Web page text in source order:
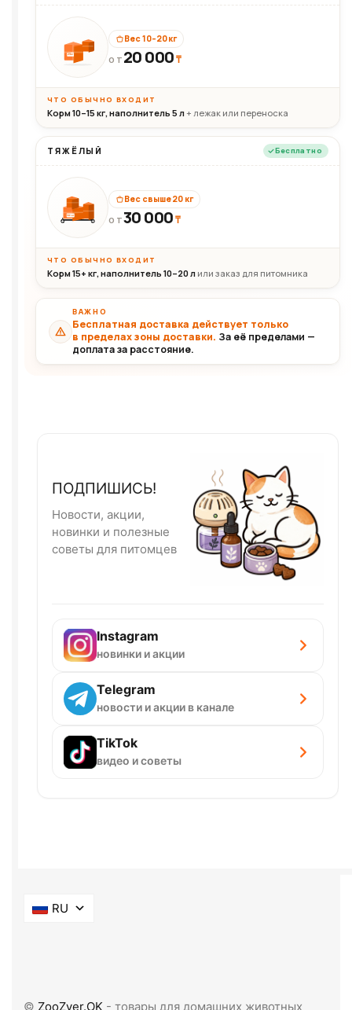
20кг
Вес 10–20 кг
ОТ 20 000₸
ЧТО ОБЫЧНО ВХОДИТ
Корм 10–15 кг, наполнитель 5 л+ лежак или переноска
ТЯЖЁЛЫЙ Бесплатно
30+кг
Вес свыше 20 кг
ОТ30 000₸
ЧТО ОБЫЧНО ВХОДИТ
Корм 15+ кг, наполнитель 10–20 л или заказ для питомника
ВАЖНО
Бесплатная доставка действует только
в пределах зоны доставки. За её пределами —
доплата за расстояние.
ПОДПИШИСЬ!
Новости, акции,
новинки и полезные
советы для питомцев
Instagram
новинки и акции
Telegram
новости и акции в канале
TikTok
видео и советы
RU
© ZooZver.OK - товары для домашних животных